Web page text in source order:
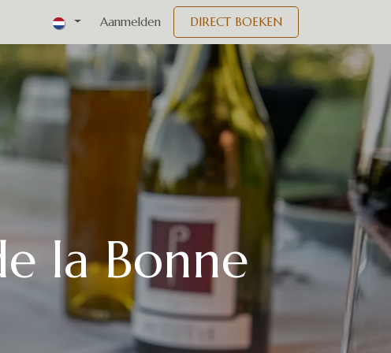
Evenementen Aanmelden DIRECT BOEKEN
la Bonne